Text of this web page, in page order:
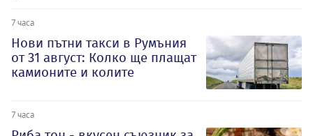
7 часа
Нови пътни такси в Румъния
от 31 август: Колко ще плащат
камионите и колите
7 часа